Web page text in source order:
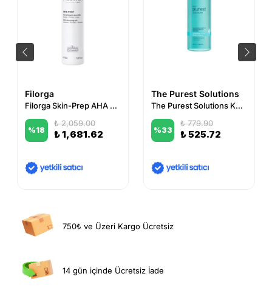
Filorga
Filorga Skin-Prep AHA Cleansing Gel 150 ml
%18
₺ 2,059.00
₺ 1,681.62
The Purest Solutions
The Purest Solutions Kuru ve Karma Ciltler İçin Hyalüronik Asit Yüz Temizleme Jeli 400 ml
%33
₺ 779.90
₺ 525.72
750₺ ve Üzeri Kargo Ücretsiz
14 gün içinde Ücretsiz İade